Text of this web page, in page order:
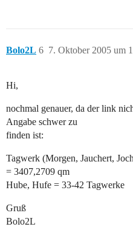
Bolo2L 7. Oktober 2005 um
6
Hi,
nochmal genauer, da der link
Angabe schwer zu
finden ist:
Tagwerk (Morgen, Jauchert,
= 3407,2709 qm
Hube, Hufe = 33-42 Tagwerke
Gruß
Bolo2L